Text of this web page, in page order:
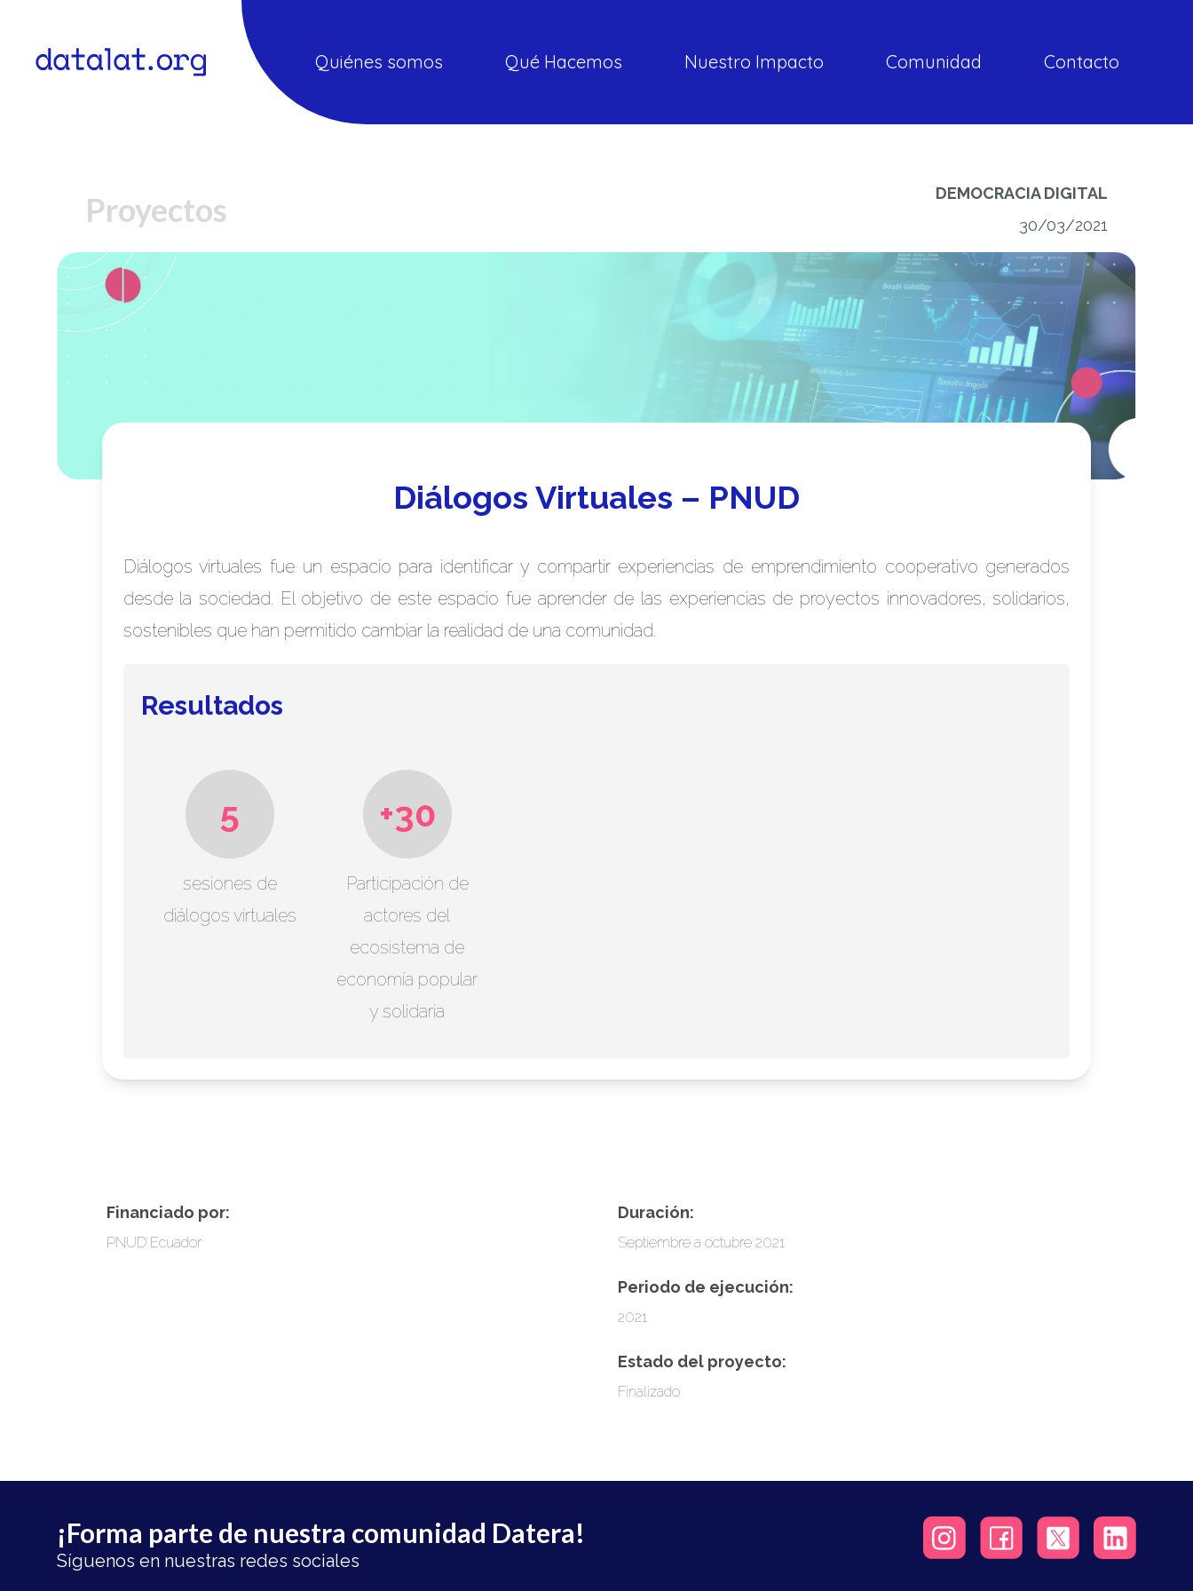
Quiénes somos Qué Hacemos Nuestro Impacto Comunidad Contacto
Proyectos
DEMOCRACIA DIGITAL
30/03/2021
Diálogos Virtuales – PNUD
Diálogos virtuales fue un espacio para identificar y compartir experiencias de emprendimiento cooperativo generados
desde la sociedad. El objetivo de este espacio fue aprender de las experiencias de proyectos innovadores, solidarios,
sostenibles que han permitido cambiar la realidad de una comunidad.
Resultados
5
sesiones de
diálogos virtuales
+30
Participación de
actores del
ecosistema de
economía popular
y solidaria
Financiado por:
PNUD Ecuador
Duración:
Septiembre a octubre 2021
Periodo de ejecución:
2021
Estado del proyecto:
Finalizado
¡Forma parte de nuestra comunidad Datera!
Síguenos en nuestras redes sociales